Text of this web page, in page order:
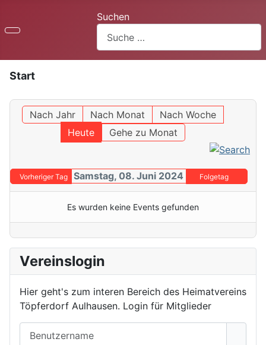
Suchen
Start
Nach Jahr Nach Monat
Nach Woche
Heute
Gehe zu Monat
Vorheriger Tag Samstag, 08. Juni 2024 Folgetag
Es wurden keine Events gefunden
Vereinslogin
Hier geht's zum interen Bereich des Heimatvereins
Töpferdorf Aulhausen. Login für Mitglieder